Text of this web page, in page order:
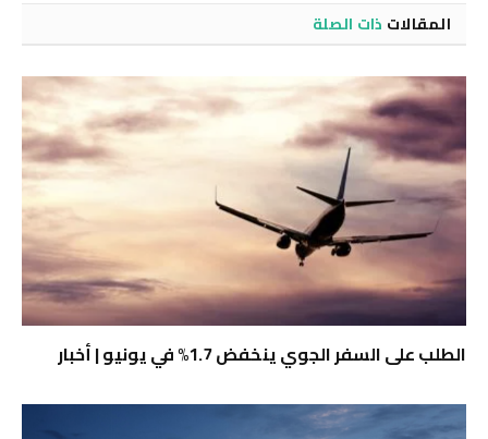
المقالات ذات الصلة
الطلب على السفر الجوي ينخفض ​​1.7% في يونيو | أخبار